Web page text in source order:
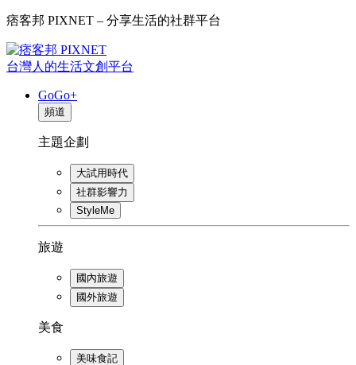
痞客邦 PIXNET – 分享生活的社群平台
台灣人的生活文創平台
GoGo+
頻道
主題企劃
大試用時代
社群影響力
StyleMe
旅遊
國內旅遊
國外旅遊
美食
美味食記